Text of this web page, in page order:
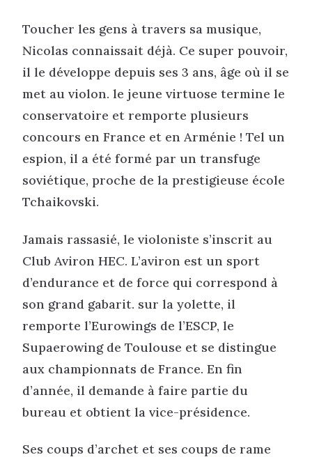
Toucher les gens à travers sa musique,
Nicolas connaissait déjà. Ce super pouvoir,
il le développe depuis ses 3 ans, âge où il se
met au violon. le jeune virtuose termine le
conservatoire et remporte plusieurs
concours en France et en Arménie ! Tel un
espion, il a été formé par un transfuge
soviétique, proche de la prestigieuse école
Tchaikovski.
Jamais rassasié, le violoniste s’inscrit au
Club Aviron HEC. L’aviron est un sport
d’endurance et de force qui correspond à
son grand gabarit. sur la yolette, il
remporte l’Eurowings de l’ESCP, le
Supaerowing de Toulouse et se distingue
aux championnats de France. En fin
d’année, il demande à faire partie du
bureau et obtient la vice-présidence.
Ses coups d’archet et ses coups de rame